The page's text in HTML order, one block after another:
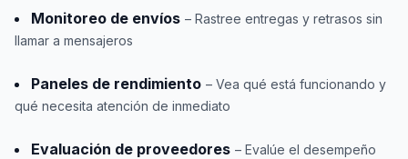
Monitoreo de envíos – Rastree entregas y retrasos sin
llamar a mensajeros
Paneles de rendimiento – Vea qué está funcionando y
qué necesita atención de inmediato
Evaluación de proveedores – Evalúe el desempeño